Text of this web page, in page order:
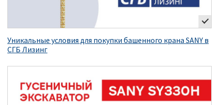
Уникальные условия для покупки башенного крана SANY в
СГБ Лизинг